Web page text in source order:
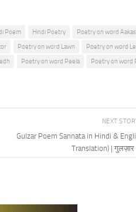
Poem Hindi Poetry Poetry on word
Poetry on word Lawn Poetry on word
Poetry on word Peela Poetry on word
NEXT
Gulzar Poem Sannata in Hindi &
Translation) | गुलज़ार